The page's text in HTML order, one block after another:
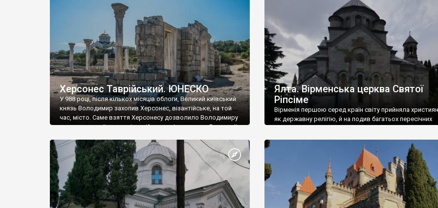
візантійської доби. Раритети викрадені з фондів об’єкту
культурної спадщини ЮНЕСКО «Херсонеса Таврійського».
Офіційно – на виставку «Золото Візантії», але експерти та
влада в Україні вважають це лише […]
називаються «повстяками» (postaki)…” “Вино. Крим
виробляє відмінне вино і його вдосталь: воно все
легке біле і дуже […]
Херсонес Таврійський. ЮНЕСКО
У 988 році, після кількох місяців облоги, Великий київський
князь Володимир захопив Херсонес, візантійське, на той
час, місто. Саме взяття Херсонесу дозволило Володимиру
диктувати свої умови візантійському імператору Василю ІІ,
Херсонесі Володимир-язичник, став Василем-
християнином. А потім було Хрещення Русі. На честь
Херсонесу Таврійського названо місто […]
Ялта. Вірменська церква Святої
Ріпсіме
Вірменія першою серед країн світу прийняла
як державну релігію, й на подив багатьох пересічних